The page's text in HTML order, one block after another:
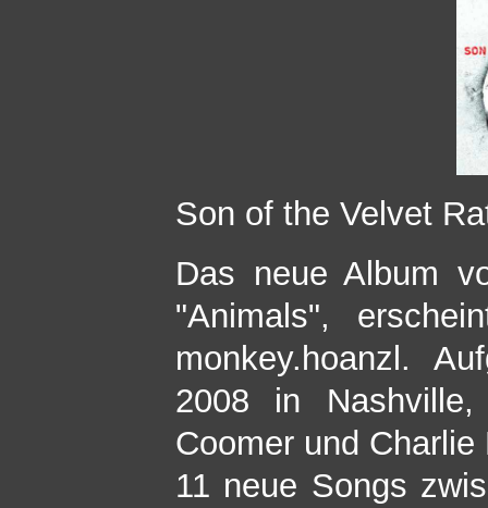
Son of the Velvet
Das neue Album
"Animals",
monkey.hoanzl.
2008 in
Coomer und Charlie
11 neue Songs